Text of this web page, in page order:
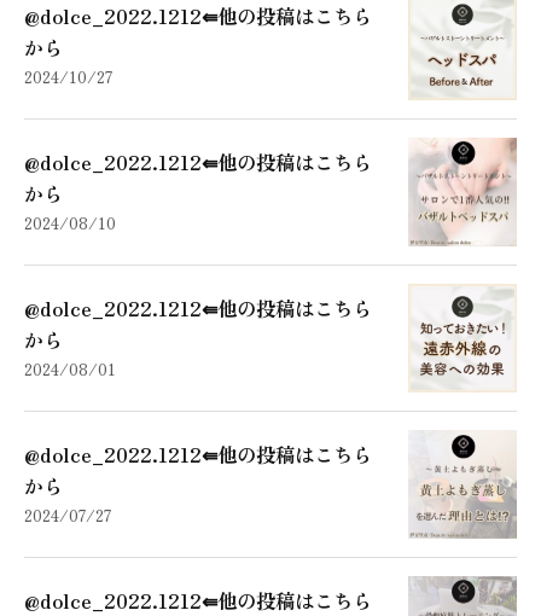
@dolce_2022.1212⇚他の投稿はこちら
から
2024/10/27
@dolce_2022.1212⇚他の投稿はこちら
から
2024/08/10
@dolce_2022.1212⇚他の投稿はこちら
から
2024/08/01
@dolce_2022.1212⇚他の投稿はこちら
から
2024/07/27
@dolce_2022.1212⇚他の投稿はこちら